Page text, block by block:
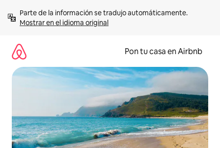
contenidoMostrar en el idioma original
Pon tu casa en Airbnb